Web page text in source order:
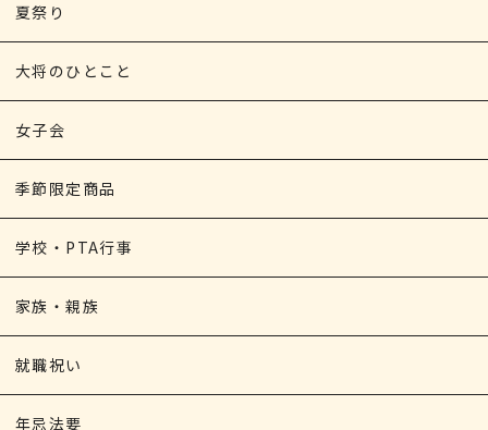
夏祭り
大将のひとこと
女子会
季節限定商品
学校・PTA行事
家族・親族
就職祝い
年忌法要